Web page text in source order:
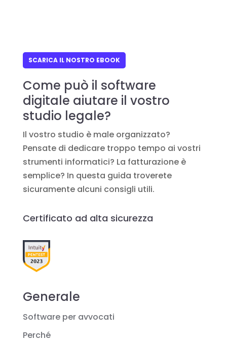
SCARICA IL NOSTRO EBOOK
Come può il software
digitale aiutare il vostro
studio legale?
Il vostro studio è male organizzato?
Pensate di dedicare troppo tempo ai vostri
strumenti informatici? La fatturazione è
semplice? In questa guida troverete
sicuramente alcuni consigli utili.
Certificato ad alta sicurezza
Generale
Software per avvocati
Perché